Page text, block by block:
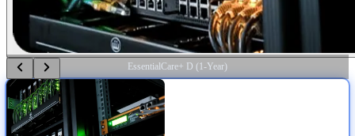
EssentialCare+ D (1-Year)